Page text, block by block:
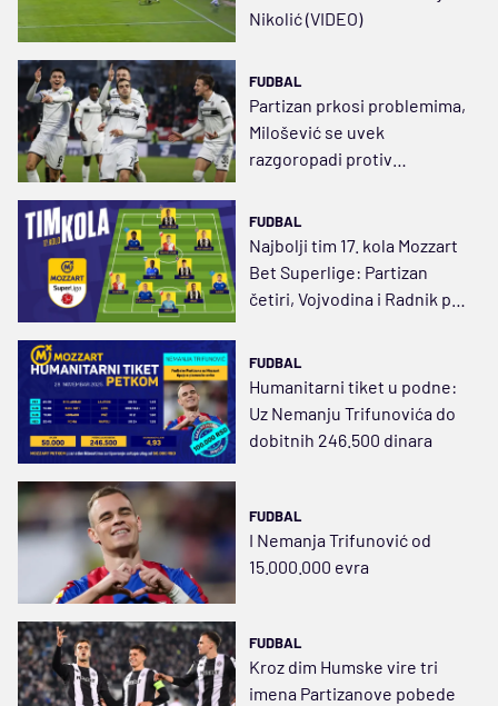
Nikolić (VIDEO)
FUDBAL
Partizan prkosi problemima,
Milošević se uvek
razgoropadi protiv
FUDBAL
Najbolji tim 17. kola Mozzart
Bet Superlige: Partizan
četiri, Vojvodina i Radnik po
FUDBAL
Humanitarni tiket u podne:
Uz Nemanju Trifunovića do
dobitnih 246.500 dinara
FUDBAL
I Nemanja Trifunović od
15.000.000 evra
FUDBAL
Kroz dim Humske vire tri
imena Partizanove pobede